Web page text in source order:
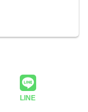
LINE